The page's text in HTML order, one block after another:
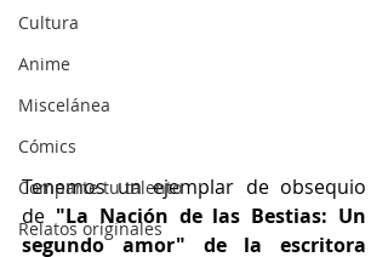
Cultura
Anime
Miscelánea
Cómics
Comparte tu talento
Relatos originales
Tenemos un ejemplar de obsequio
de "La Nación de las Bestias: Un